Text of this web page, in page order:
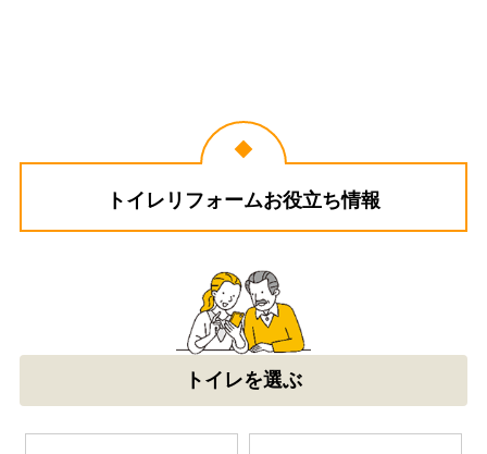
かりました。 取り付け前の説明や終
了してからの説明もわかりやすかっ
★★★★★5 受注満足度 ★★★★☆
価格が安かった
お客様の声をもっと見る
トイレリフォームお役立ち情報
トイレを選ぶ